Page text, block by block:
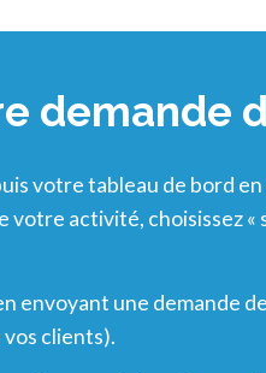
demande
votre tableau de bord
votre activité, choisissez «
envoyant une demande
clients).